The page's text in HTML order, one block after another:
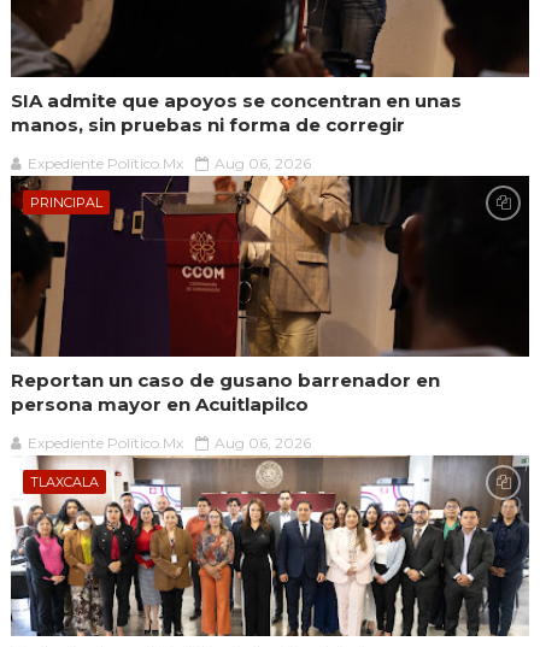
SIA admite que apoyos se concentran en unas
manos, sin pruebas ni forma de corregir
Expediente Político.Mx Aug 06, 2026
PRINCIPAL
Reportan un caso de gusano barrenador en
persona mayor en Acuitlapilco
Expediente Político.Mx Aug 06, 2026
TLAXCALA